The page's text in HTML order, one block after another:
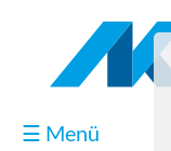
☰ Menü